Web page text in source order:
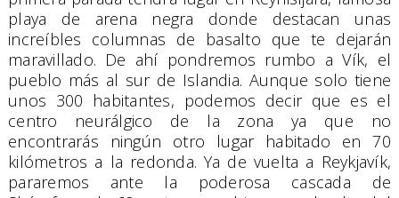
playa de arena negra donde destacan unas
increíbles columnas de basalto que te dejarán
maravillado. De ahí pondremos rumbo a Vík, el
pueblo más al sur de Islandia. Aunque solo tiene
unos 300 habitantes, podemos decir que es el
centro neurálgico de la zona ya que no
encontrarás ningún otro lugar habitado en 70
kilómetros a la redonda. Ya de vuelta a Reykjavík,
pararemos ante la poderosa cascada de